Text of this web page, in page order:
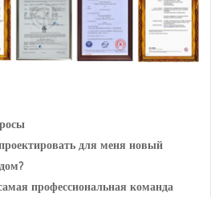
для меня новый
профессиональная команда